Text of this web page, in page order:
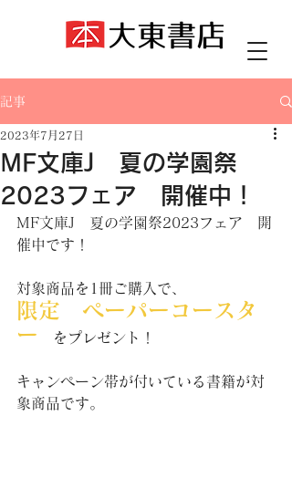
記事
MF文庫J 夏の学園祭
2023フェア 開催中！
2023年7月27日
MF文庫J　夏の学園祭2023フェア　開
催中です！
対象商品を1冊ご購入で、
限定　ペーパーコースタ
ー
をプレゼント！
キャンペーン帯が付いている書籍が対
象商品です。